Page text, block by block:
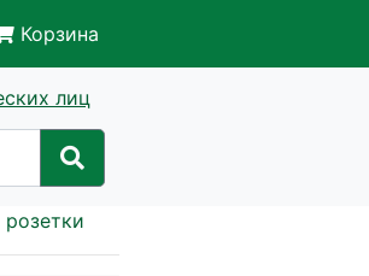
Корзина
лиц